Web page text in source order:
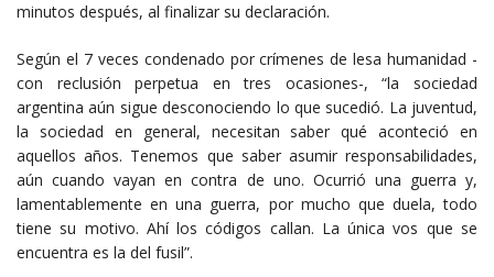
minutos después, al finalizar su declaración.
Según el 7 veces condenado por crímenes de lesa humanidad -
con reclusión perpetua en tres ocasiones-, “la sociedad
argentina aún sigue desconociendo lo que sucedió. La juventud,
la sociedad en general, necesitan saber qué aconteció en
aquellos años. Tenemos que saber asumir responsabilidades,
aún cuando vayan en contra de uno. Ocurrió una guerra y,
lamentablemente en una guerra, por mucho que duela, todo
tiene su motivo. Ahí los códigos callan. La única vos que se
encuentra es la del fusil”.